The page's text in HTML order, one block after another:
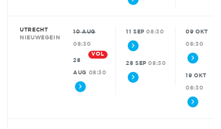
UTRECHT
NIEUWEGEIN
10 AUG
08:30
VOL
28
AUG 08:30
11 SEP 08:30
28 SEP 08:30
09 OKT
08:30
19 OKT
08:30